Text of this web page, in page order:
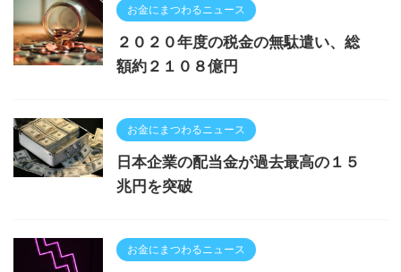
お金にまつわるニュース
２０２０年度の税金の無駄遣い、総
額約２１０８億円
お金にまつわるニュース
日本企業の配当金が過去最高の１５
兆円を突破
お金にまつわるニュース